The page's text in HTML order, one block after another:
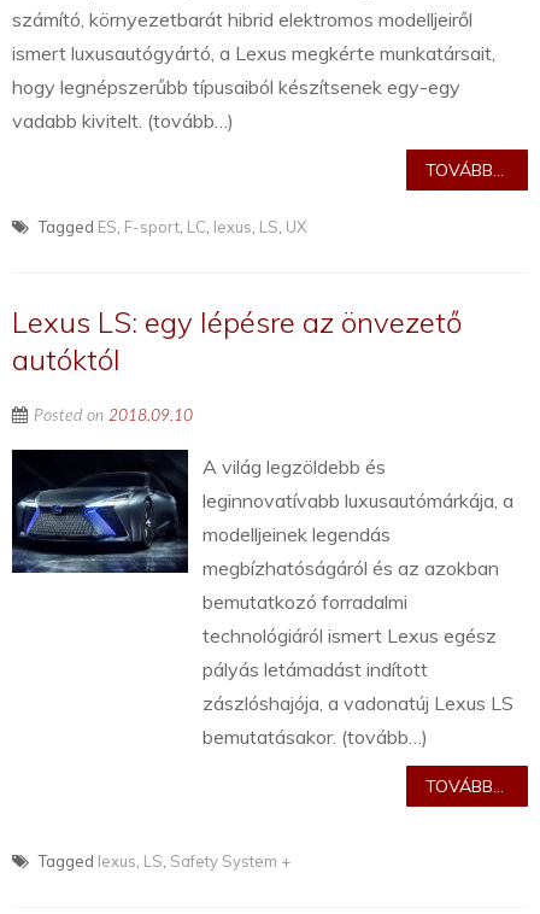
számító, környezetbarát hibrid elektromos modelljeiről
ismert luxusautógyártó, a Lexus megkérte munkatársait,
hogy legnépszerűbb típusaiból készítsenek egy-egy
vadabb kivitelt. (tovább…)
TOVÁBB...
Tagged ES F-sport LC lexus LS UX
Lexus LS: egy lépésre az önvezető
autóktól
Posted on 2018.09.10
A világ legzöldebb és
leginnovatívabb luxusautómárkája, a
modelljeinek legendás
megbízhatóságáról és az azokban
bemutatkozó forradalmi
technológiáról ismert Lexus egész
pályás letámadást indított
zászlóshajója, a vadonatúj Lexus LS
bemutatásakor. (tovább…)
TOVÁBB...
Tagged lexus LS Safety System +